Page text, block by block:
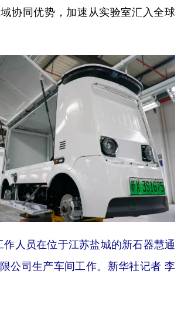
天津 河北 山西
福建 江西
湖南
广西 重庆
贵州 西藏
甘肃 青海 宁夏
内蒙古 黑龙江
Español Français عربى
协同优势，加速从实验室汇入全球
人员在位于江苏盐城的新石器慧通
限公司生产车间工作。新华社记者 李